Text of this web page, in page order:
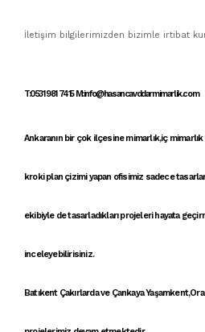
İletişim bilgilerimizden bizimle irtibat
T:0531 981 7415 M:info@hasancavddarmimarlik.com
Ankaranın bir çok ilçesinemimarlık,iç mimarlık
krokiplan çizimi yapan ofisimiz sadece
ekibiyle de tasarladıkları projeleri hayata
inceleyebilirisiniz.
Batıkent Çakırlarda ve Çankaya